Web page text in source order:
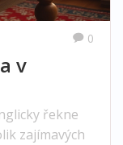
0
v
řekne
zajímavých